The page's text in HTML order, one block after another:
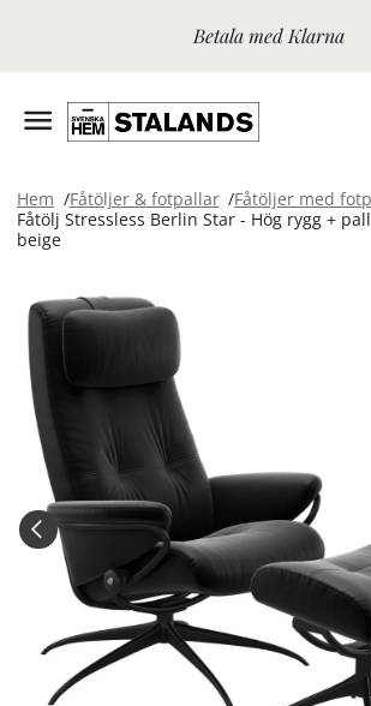
Betala med Klarna
Hem Fåtöljer & fotpallar
Fåtöljer med
Fåtölj Stressless Berlin Star - Hög rygg +
beige